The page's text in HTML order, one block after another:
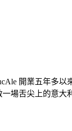
開業五年多以
場舌尖上的意⼤